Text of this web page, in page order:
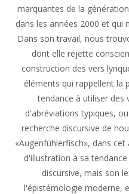
marquantes de la
dans les années 2000 et qui
Dans son travail, nous
dont elle rejette
construction des vers
éléments qui rappellent la
tendance à utiliser des
d'abréviations typiques,
recherche discursive de
«Augenfühlerfisch», dans
d'illustration à sa
discursive, mais son
l'épistémologie moderne,